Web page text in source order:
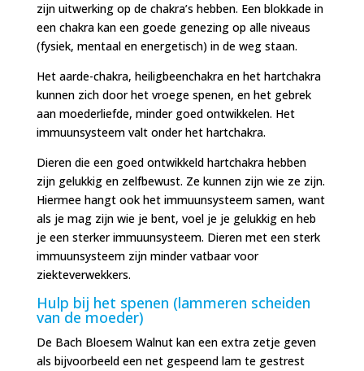
zijn uitwerking op de chakra’s hebben. Een blokkade in
een chakra kan een goede genezing op alle niveaus
(fysiek, mentaal en energetisch) in de weg staan.
Het aarde-chakra, heiligbeenchakra en het hartchakra
kunnen zich door het vroege spenen, en het gebrek
aan moederliefde, minder goed ontwikkelen. Het
immuunsysteem valt onder het hartchakra.
Dieren die een goed ontwikkeld hartchakra hebben
zijn gelukkig en zelfbewust. Ze kunnen zijn wie ze zijn.
Hiermee hangt ook het immuunsysteem samen, want
als je mag zijn wie je bent, voel je je gelukkig en heb
je een sterker immuunsysteem. Dieren met een sterk
immuunsysteem zijn minder vatbaar voor
ziekteverwekkers.
Hulp bij het spenen (lammeren scheiden
van de moeder)
De Bach Bloesem Walnut kan een extra zetje geven
als bijvoorbeeld een net gespeend lam te gestrest